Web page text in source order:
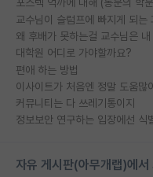
교수님이 슬럼프에 빠지게 되는
대학원 어디로 가야할까요?
편애 하는 방법
이사이트가 처음엔 정말 도움많
커뮤니티는 다 쓰레기통이지
자유 게시판(아무개랩)에